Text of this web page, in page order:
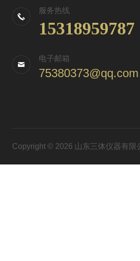
服务热线
15318959787
电子邮箱
75380373@qq.com
Copyright © 2026 山东三体仪器有限